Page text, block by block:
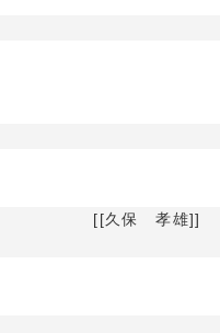
孝雄]]